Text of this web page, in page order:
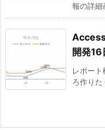
報の詳細
Access
開発16
レポー
ろ作りた